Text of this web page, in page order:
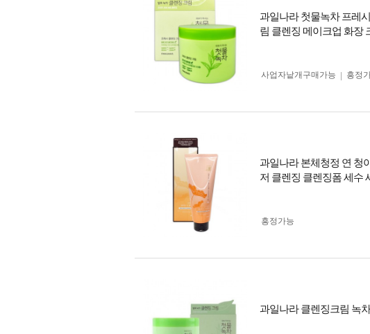
과일나라 첫물녹차 프레
림 클렌징 메이크업 화장
사업자 낱개구매가능 흥정
과일나라 본체청정 연 청
저 클렌징 클렌징폼 세수
흥정가능
과일나라 클렌징크림 녹